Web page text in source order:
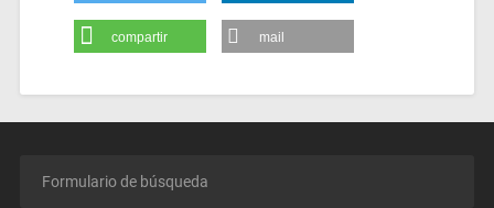
compartir mail